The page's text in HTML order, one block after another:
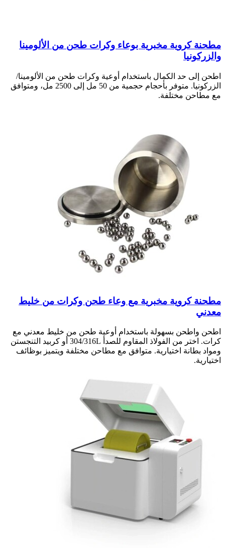
مطحنة كروية مخبرية بوعاء وكرات طحن من الألومينا
والزركونيا
اطحن إلى حد الكمال باستخدام أوعية وكرات طحن من الألومينا/
الزركونيا. متوفر بأحجام حجمية من 50 مل إلى 2500 مل، ومتوافق
مع مطاحن مختلفة.
مطحنة كروية مخبرية مع وعاء طحن وكرات من خليط
معدني
اطحن واطحن بسهولة باستخدام أوعية طحن من خليط معدني مع
كرات. اختر من الفولاذ المقاوم للصدأ 304/316L أو كربيد التنجستن
ومواد بطانة اختيارية. متوافق مع مطاحن مختلفة ويتميز بوظائف
اختيارية.